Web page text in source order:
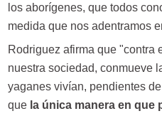
los aborígenes, que todos
medida que nos adentramos
Rodriguez afirma que "contra
nuestra sociedad, conmueve
yaganes vivían, pendientes
que la única manera en que